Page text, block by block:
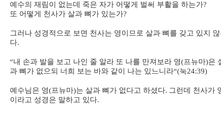
예수의 재림이 없는데 죽은 자가 어떻게 벌써 부활을 하는가?
또 어떻게 천사가 살과 뼈가 있는가?
그러나 성경적으로 보면 천사는 영이므로 살과 뼈를 갖고 있지
다.
“내 손과 발을 보고 나인 줄 알라 또 나를 만져보라 영(프뉴마)은
과 뼈가 없으되 너희 보는 바와 같이 나는 있느니라“(눅24:39)
예수님은 영(프뉴마)는 살과 뼈가 없다고 하셨다. 그런데 천사가
이라고 성경은 말하고 있다.